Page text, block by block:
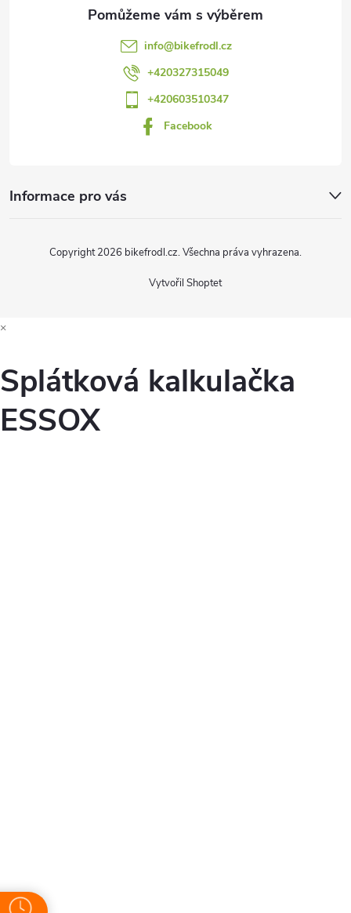
info@bikefrodl.cz
+420327315049
+420603510347
Facebook
Informace pro vás
Vytvořil Shoptet
Copyright 2026 bikefrodl.cz. Všechna práva vyhrazena.
×
Splátková kalkulačka
ESSOX